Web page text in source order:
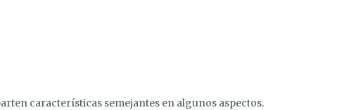
características semejantes en algunos aspectos.